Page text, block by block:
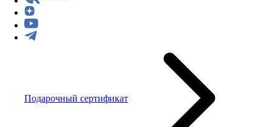
Подарочный сертификат